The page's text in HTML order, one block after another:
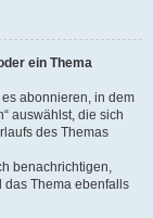
ein Thema
abonnieren, in dem
auswählst, die sich
des Themas
benachrichtigen,
das Thema ebenfalls